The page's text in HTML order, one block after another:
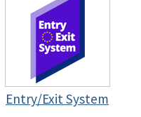
Entry/Exit System